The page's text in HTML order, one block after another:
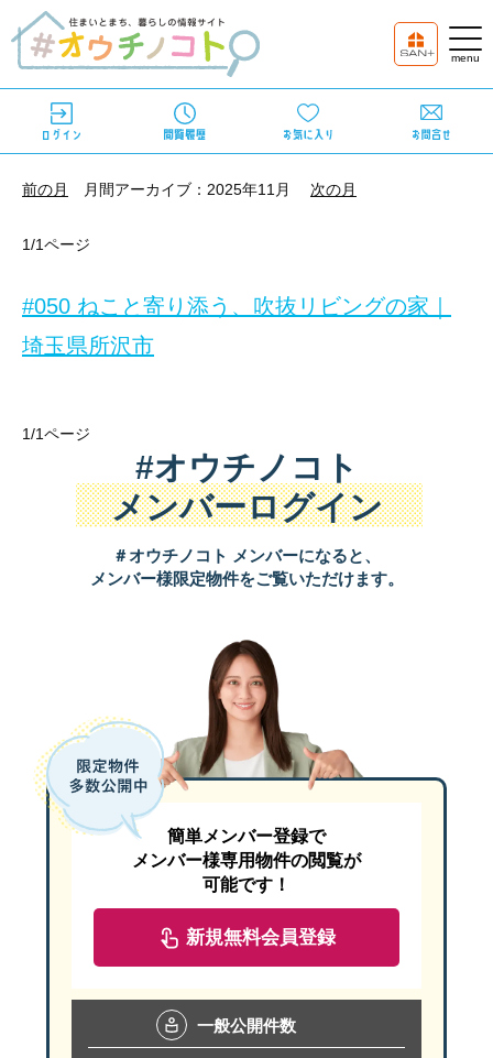
前の月 月間アーカイブ：2025年11月 次の月
1/1ページ
#050 ねこと寄り添う、吹抜リビングの家｜
埼玉県所沢市
間取：3LDK
敷地面積：109.33㎡
延床面積：96.46㎡
コンセプト：ペットと暮らす／猫の回遊動線／メンテナンス性の
猫も人も“すべらない・におわない・掃除がラク”。
外観とアプローチ──“やさしい”門構えが出迎える
白い吹付のファサードに、端正な窓のリズム。シンプルな造形が
1/1ページ
#オウチノコト
メンバーログイン
＃オウチノコト メンバーになると、
メンバー様限定物件をご覧いただけます。
簡単メンバー登録で
メンバー様専用物件の閲覧が
可能です！
新規無料会員登録
一般公開件数